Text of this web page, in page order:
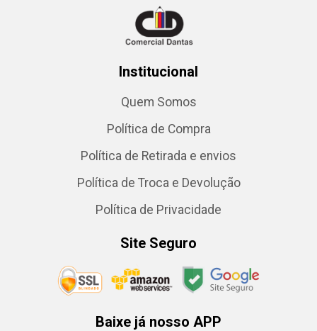
Institucional
Quem Somos
Política de Compra
Política de Retirada e envios
Política de Troca e Devolução
Política de Privacidade
Site Seguro
Baixe já nosso APP